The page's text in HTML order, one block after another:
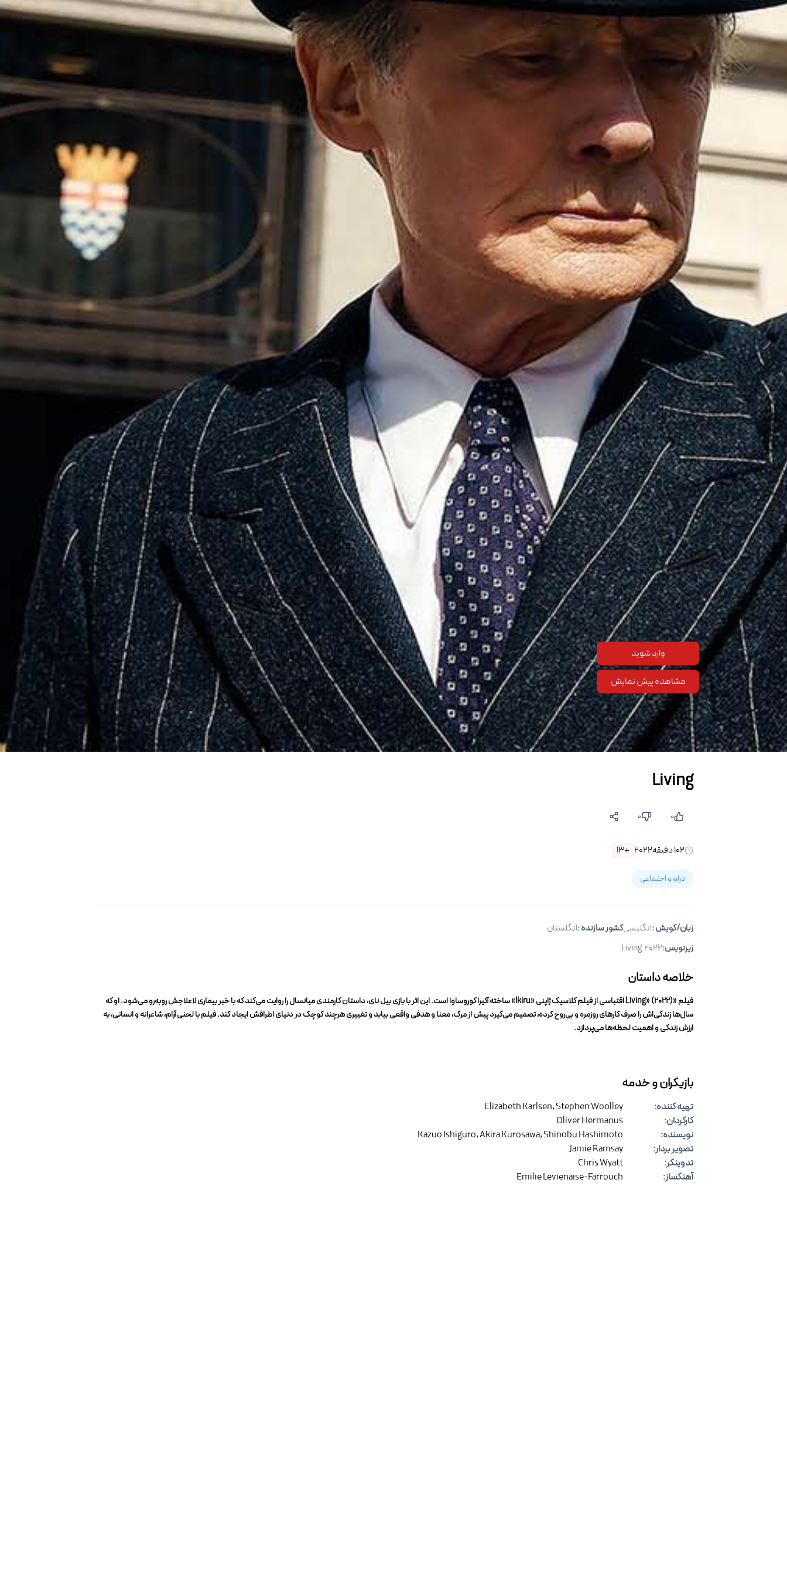
وارد شوید
مشاهده پیش نمایش
Living
۰ ۰
۱۰۲دقیقه۲۰۲۲ +۱۳
درام و اجتماعی
زبان/گویش:انگلیسیکشور سازنده :انگلستان
زیرنویس:Living.۲۰۲۲
خلاصه داستان
فیلم «Living» (۲۰۲۲) اقتباسی از فیلم کلاسیک ژاپنی «Ikiru» ساخته آکیرا کوروساوا است. این اثر با بازی بیل نای، داستان کارمندی میانسال را روایت می‌کند که با خبر بیماری لاعلاجش روبه‌رو می‌شود. او که
سال‌ها زندگی‌اش را صرف کارهای روزمره و بی‌روح کرده، تصمیم می‌گیرد پیش از مرگ، معنا و هدفی واقعی بیابد و تغییری هرچند کوچک در دنیای اطرافش ایجاد کند. فیلم با لحنی آرام، شاعرانه و انسانی، به
ارزش زندگی و اهمیت لحظه‌ها می‌پردازد.
بازیگران و خدمه
تهیه کننده:
Elizabeth Karlsen,Stephen Woolley
کارگردان:
Oliver Hermanus
نویسنده:
Kazuo Ishiguro,Akira Kurosawa,Shinobu Hashimoto
تصویر بردار:
Jamie Ramsay
تدوینگر:
Chris Wyatt
آهنگساز:
Emilie Levienaise-Farrouch
بازیگران